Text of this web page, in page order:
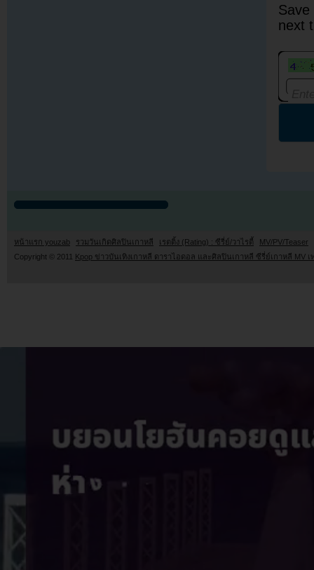
next
หน้าแรก youzab รวมวันเกิดศิลปินเกาหลี เรตติ้ง (Rating) : ซีรี่ย์/วาไรตี้
MV/PV/Teaser
Copyright © 2011
Kpop ข่าวบันเทิงเกาหลี ดาราไอดอล และศิลปินเกาหลี ซีรี่ย์เกาหลี MV